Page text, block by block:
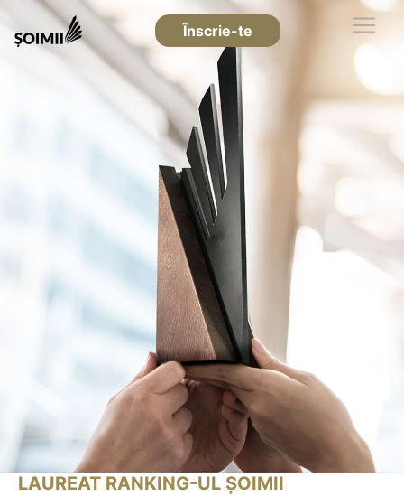
Înscrie-te
LAUREAT RANKING-UL ȘOIMII